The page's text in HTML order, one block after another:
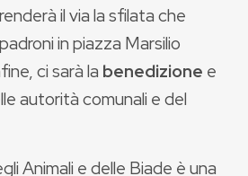
il via la sfilata che
in piazza Marsilio
ci sarà la benedizione e
autorità comunali e del
Animali e delle Biade è una